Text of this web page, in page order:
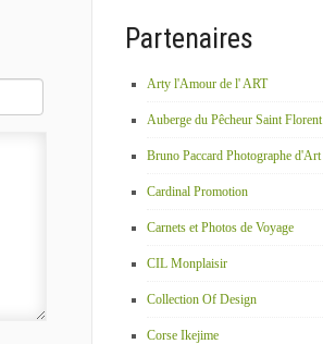
Partenaires
Arty l'Amour de l' ART
Auberge du Pêcheur Saint Florent
Bruno Paccard Photographe d'Art
Cardinal Promotion
Carnets et Photos de Voyage
CIL Monplaisir
Collection Of Design
Corse Ikejime